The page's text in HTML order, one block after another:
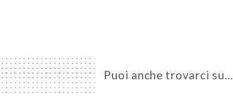
Puoi anche trovarci su…